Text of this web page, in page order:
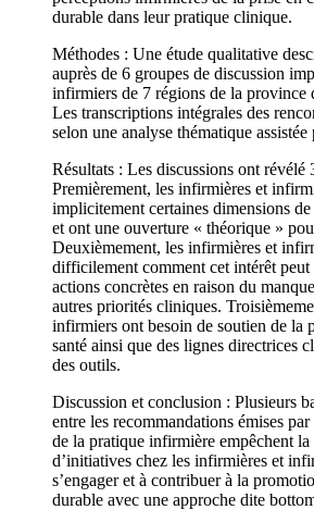
durable dans leur pratique clinique.
Méthodes : Une étude qualitative
auprès de 6 groupes de discussion
infirmiers de 7 régions de la province
Les transcriptions intégrales des
selon une analyse thématique assistée
Résultats : Les discussions ont révélé
Premièrement, les infirmières et
implicitement certaines dimensions
et ont une ouverture « théorique »
Deuxièmement, les infirmières et
difficilement comment cet intérêt peut
actions concrètes en raison du
autres priorités cliniques.
infirmiers ont besoin de soutien de la
santé ainsi que des lignes directrices
des outils.
Discussion et conclusion : Plusieurs
entre les recommandations émises
de la pratique infirmière empêchent la
d’initiatives chez les infirmières et
s’engager et à contribuer à la
durable avec une approche dite